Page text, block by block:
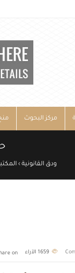
مركز البحوث
ودق القانونية ›
الآراء on